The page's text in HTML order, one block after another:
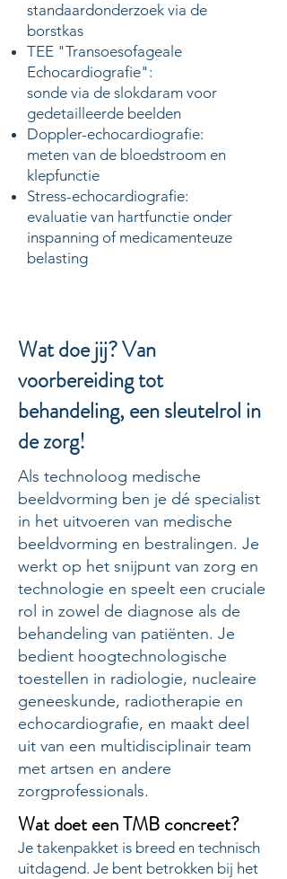
standaardonderzoek via de
borstkas
TEE "Transoesofageale
Echocardiografie":
sonde via de slokdaram voor
gedetailleerde beelden
Doppler-echocardiografie:
meten van de bloedstroom en
klepfunctie
Stress-echocardiografie:
evaluatie van hartfunctie onder
inspanning of medicamenteuze
belasting
Wat doe jij? Van
voorbereiding tot
behandeling, een sleutelrol in
de zorg!
Als technoloog medische
beeldvorming ben je dé specialist
in het uitvoeren van medische
beeldvorming en bestralingen. Je
werkt op het snijpunt van zorg en
technologie en speelt een cruciale
rol in zowel de diagnose als de
behandeling van patiënten. Je
bedient hoogtechnologische
toestellen in radiologie, nucleaire
geneeskunde, radiotherapie en
echocardiografie, en maakt deel
uit van een multidisciplinair team
met artsen en andere
zorgprofessionals.
Wat doet een TMB concreet?
Je takenpakket is breed en technisch
uitdagend. Je bent betrokken bij het